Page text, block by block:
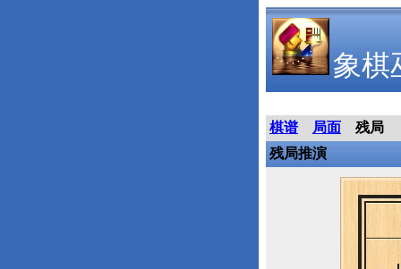
象棋
棋谱 局面
残局
残局推演